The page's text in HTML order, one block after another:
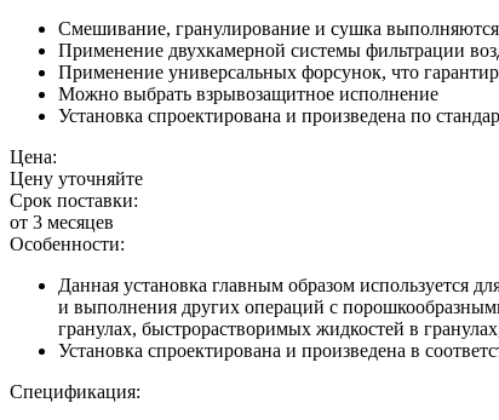
Смешивание, гранулирование и сушка
Применение двухкамерной системы фильтрации
Применение универсальных форсунок, что
Можно выбрать взрывозащитное исполнение
Установка спроектирована и произведена по
Цена:
Цену уточняйте
Срок поставки:
от 3 месяцев
Особенности:
Данная установка главным образом используется
и выполнения других операций с
гранулах, быстрорастворимых жидкостей в
Установка спроектирована и произведена в
Спецификация: